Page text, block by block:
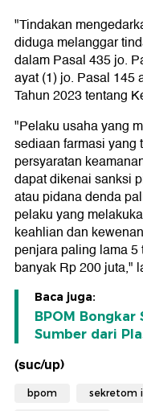
"Tindakan
diduga melanggar
dalam Pasal 435 jo.
ayat (1) jo. Pasal 145
Tahun 2023 tentang
"Pelaku usaha yang
sediaan farmasi yang
persyaratan
dapat dikenai sanksi
atau pidana denda
pelaku yang
keahlian dan
penjara paling lama
banyak Rp 200 juta,"
Baca juga:
BPOM
Sumber dari
(suc/up)
bpom sekretom